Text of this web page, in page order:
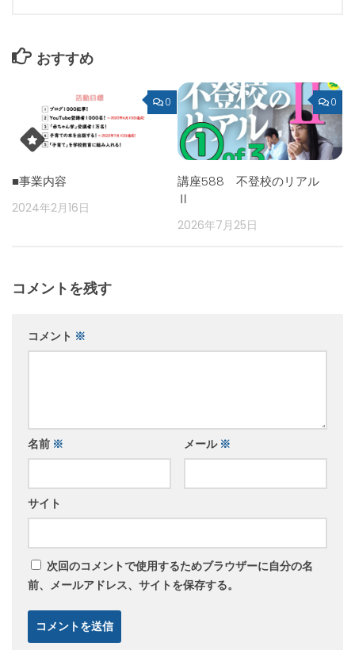
おすすめ
0
■事業内容
2024年2月16日
0
講座588 不登校のリアル
Ⅱ
2026年7月25日
コメントを残す
コメント ※
名前 ※ メール ※
サイト
次回のコメントで使用するためブラウザーに自分の名
前、メールアドレス、サイトを保存する。